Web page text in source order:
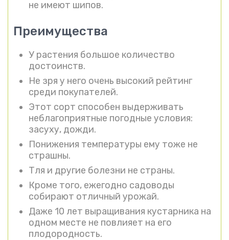
не имеют шипов.
Преимущества
У растения большое количество
достоинств.
Не зря у него очень высокий рейтинг
среди покупателей.
Этот сорт способен выдерживать
неблагоприятные погодные условия:
засуху, дожди.
Понижения температуры ему тоже не
страшны.
Тля и другие болезни не страны.
Кроме того, ежегодно садоводы
собирают отличный урожай.
Даже 10 лет выращивания кустарника на
одном месте не повлияет на его
плодородность.